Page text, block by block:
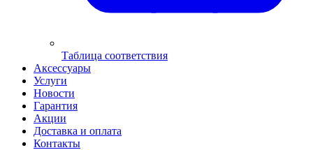
Таблица соответствия
Аксессуары
Услуги
Новости
Гарантия
Акции
Доставка и оплата
Контакты